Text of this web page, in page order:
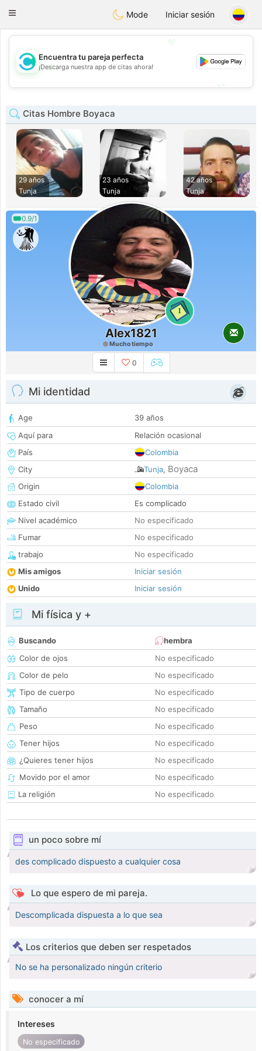
olombiaCitas
Toggle
Mode Iniciar sesión
💖
💕
Encuentra tu pareja perfecta
¡Descarga nuestra app de citas ahora!
Citas Hombre Boyaca
29 años
Tunja
23 años
Tunja
42 años
Tunja
0.9/1
1
Alex1821
Mucho tiempo
0
Mi identidad
Age
39 años
Aquí para
Relación ocasional
País
Colombia
City
Tunja, Boyaca
Origin
Colombia
Estado civil
Es complicado
Nivel académico
No especificado
Fumar
No especificado
trabajo
No especificado
Mis amigos
Iniciar sesión
Unido
Iniciar sesión
Mi física y +
Buscando
hembra
Color de ojos
No especificado
Color de pelo
No especificado
Tipo de cuerpo
No especificado
Tamaño
No especificado
Peso
No especificado
Tener hijos
No especificado
¿Quieres tener hijos
No especificado
Movido por el amor
No especificado
La religión
No especificado
un poco sobre mí
des complicado dispuesto a cualquier cosa
Lo que espero de mi pareja.
Descomplicada dispuesta a lo que sea
Los criterios que deben ser respetados
No se ha personalizado ningún criterio
conocer a mí
Intereses
No especificado